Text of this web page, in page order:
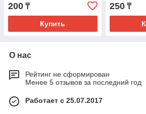
200 ₸
Купить
250₸
О нас
Рейтинг не сформирован
Менее 5 отзывов за последний год
Работает с 25.07.2017